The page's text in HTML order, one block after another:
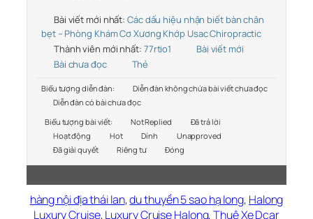
Bài viết mới nhất: Các dấu hiệu nhận biết bàn chân
bẹt – Phòng Khám Cơ Xương Khớp Usac Chiropractic
Thành viên mới nhất: 77rtio1
Bài viết mới
Bài chưa đọc
Thẻ
Biểu tượng diễn đàn:
Diễn đàn không chứa bài viết chưa đọc
Diễn đàn có bài chưa đọc
Biểu tượng bài viết:
Not Replied
Đã trả lời
Hoạt động
Hot Dính
Unapproved
Đã giải quyết
Riêng tư Đóng
hàng nội địa thái lan,du thuyền 5 sao hạ long, Halong
Luxury Cruise,Luxury Cruise Halong,Thuê Xe Dcar